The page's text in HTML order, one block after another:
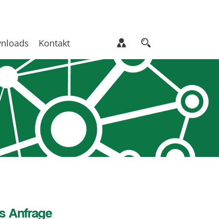
Kontakt
Anfrage